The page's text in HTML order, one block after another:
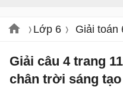
Lớp 6 Giải toán
Giải câu 4 trang
chân trời sáng tạo